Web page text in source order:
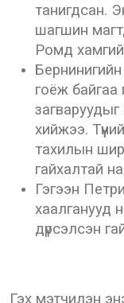
танигдсан.
шагшин
Ромд
Бернинигийн
гоёж байгаа
хийжээ.
тахилын
гайхалтай
Гэгээн
хаалганууд
дүрсэлсэн
Гэх мэтчилэн